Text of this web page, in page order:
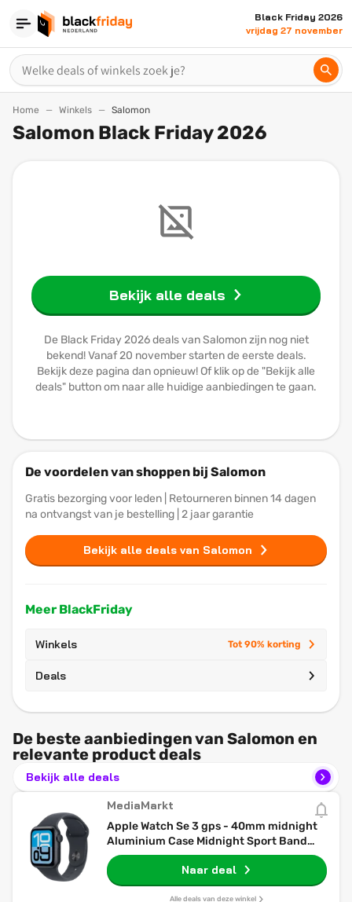
Black Friday 2026
vrijdag 27 november
Home Winkels Salomon
Salomon Black Friday 2026
Bekijk alle deals
De Black Friday 2026 deals van Salomon zijn nog niet
bekend! Vanaf 20 november starten de eerste deals.
Bekijk deze pagina dan opnieuw! Of klik op de "Bekijk alle
deals" button om naar alle huidige aanbiedingen te gaan.
De voordelen van shoppen bij Salomon
Gratis bezorging voor leden | Retourneren binnen 14 dagen
na ontvangst van je bestelling | 2 jaar garantie
Bekijk alle deals van Salomon
Meer BlackFriday
Winkels Tot 90% korting
Deals
De beste aanbiedingen van Salomon en
relevante product deals
Bekijk alle deals
MediaMarkt
Apple Watch Se 3 gps - 40mm midnight
Aluminium Case Midnight Sport Band
S/m Smartwatch
Naar deal
Alle deals van deze winkel